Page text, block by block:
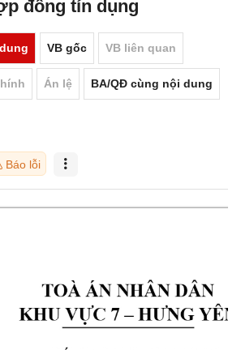
đồng tín dụng
VB gốc VB liên quan
Án lệ BA/QĐ cùng nội dung
Báo lỗi